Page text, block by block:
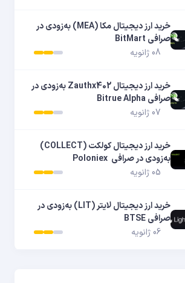
خرید ارز دیجیتال مکا (MEA) به‌زودی در
صرافی BitMart
08 ژانویه
خرید ارز دیجیتال Zauthx402 به‌زودی در
صرافی Bitrue Alpha
07 ژانویه
خرید ارز دیجیتال کولکت (COLLECT)
به‌زودی در صرافی Poloniex
05 ژانویه
خرید ارز دیجیتال لایتر (LIT) به‌زودی در
صرافی BTSE
06 ژانویه